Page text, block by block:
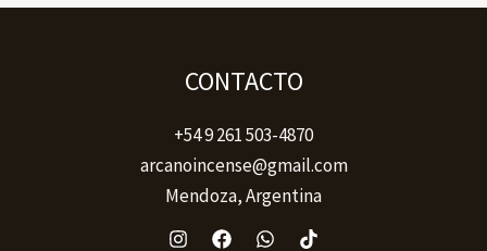
CONTACTO
+54 9 261 503-4870
arcanoincense@gmail.com
Mendoza, Argentina